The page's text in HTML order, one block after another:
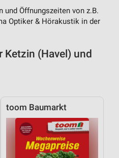
Öffnungszeiten von z.B.
Optiker & Hörakustik in der
Ketzin (Havel) und
toom Baumarkt